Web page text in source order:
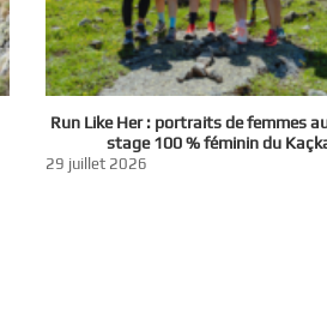
Run Like Her : portraits de femmes
stage 100 % féminin du
29 juillet 2026